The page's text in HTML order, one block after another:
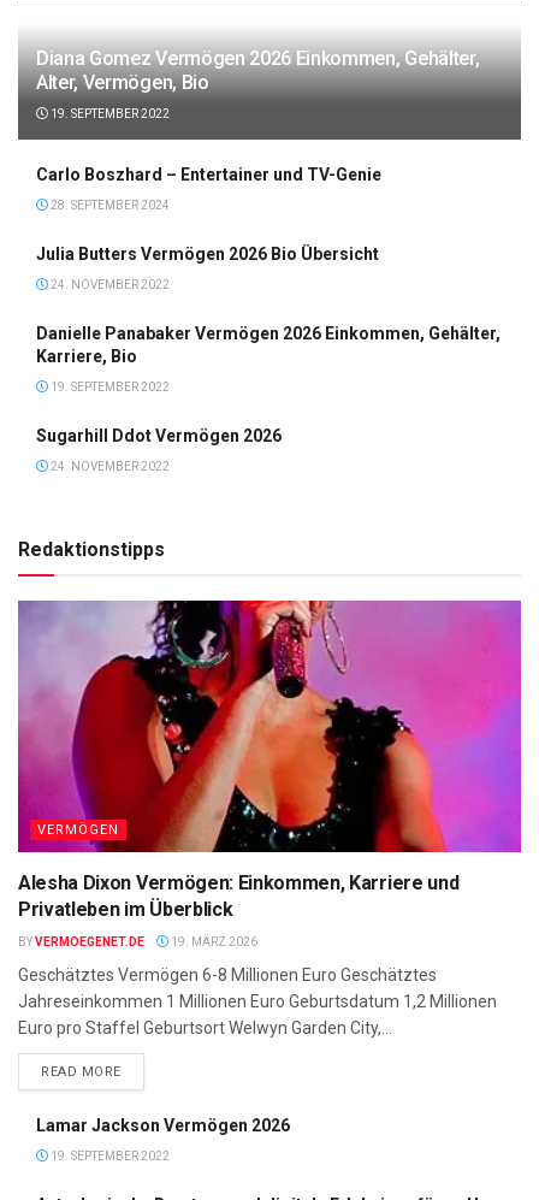
Diana Gomez Vermögen 2026 Einkommen, Gehälter,
Alter, Vermögen, Bio
19. SEPTEMBER 2022
Carlo Boszhard – Entertainer und TV-Genie
28. SEPTEMBER 2024
Julia Butters Vermögen 2026 Bio Übersicht
24. NOVEMBER 2022
Danielle Panabaker Vermögen 2026 Einkommen, Gehälter,
Karriere, Bio
19. SEPTEMBER 2022
Sugarhill Ddot Vermögen 2026
24. NOVEMBER 2022
Redaktionstipps
VERMÖGEN
Alesha Dixon Vermögen: Einkommen, Karriere und
Privatleben im Überblick
BYVERMOEGENET.DE 19. MÄRZ 2026
Geschätztes Vermögen 6-8 Millionen Euro Geschätztes
Jahreseinkommen 1 Millionen Euro Geburtsdatum 1,2 Millionen
Euro pro Staffel Geburtsort Welwyn Garden City,...
READ MOREDETAILS
Lamar Jackson Vermögen 2026
19. SEPTEMBER 2022